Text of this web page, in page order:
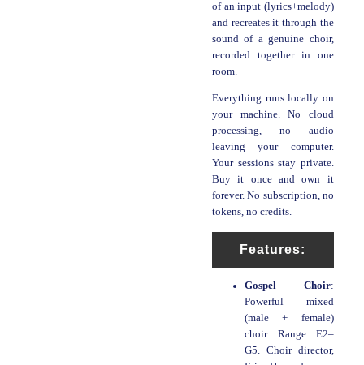
of an input (lyrics+melody)
and recreates it through the
sound of a genuine choir,
recorded together in one
room.
Everything runs locally on
your machine. No cloud
processing, no audio
leaving your computer.
Your sessions stay private.
Buy it once and own it
forever. No subscription, no
tokens, no credits.
Features:
Gospel Choir:
Powerful mixed
(male + female)
choir. Range E2–
G5. Choir director,